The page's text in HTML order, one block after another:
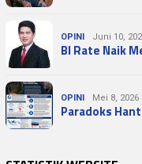
OPINI Juni 10,
BI Rate Naik
OPINI Mei 8, 2026
Paradoks